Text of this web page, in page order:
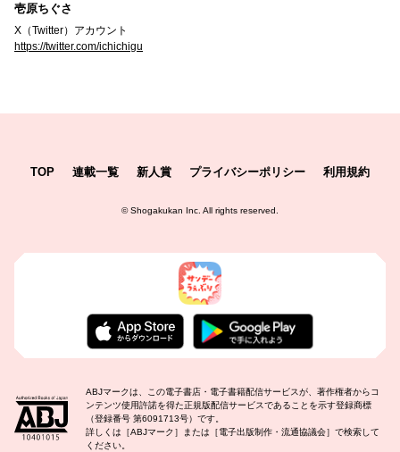
壱原ちぐさ
X（Twitter）アカウント
https://twitter.com/ichichigu
TOP 連載一覧 新人賞 プライバシーポリシー 利用規約
©Shogakukan Inc. All rights reserved.
ABJマークは、この電子書店・電子書籍配信サービスが、著作権者からコ
ンテンツ使用許諾を得た正規版配信サービスであることを示す登録商標
（登録番号 第6091713号）です。
詳しくは［ABJマーク］または［電子出版制作・流通協議会］で検索して
ください。